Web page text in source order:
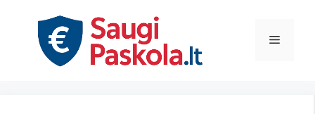
Meniu